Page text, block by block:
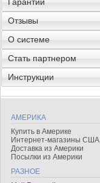
Отзывы
О системе
Стать партнером
Инструкции
АМЕРИКА
Купить в Америке
Интернет-магазины США
Доставка из Америки
Посылки из Америки
РАЗНОЕ